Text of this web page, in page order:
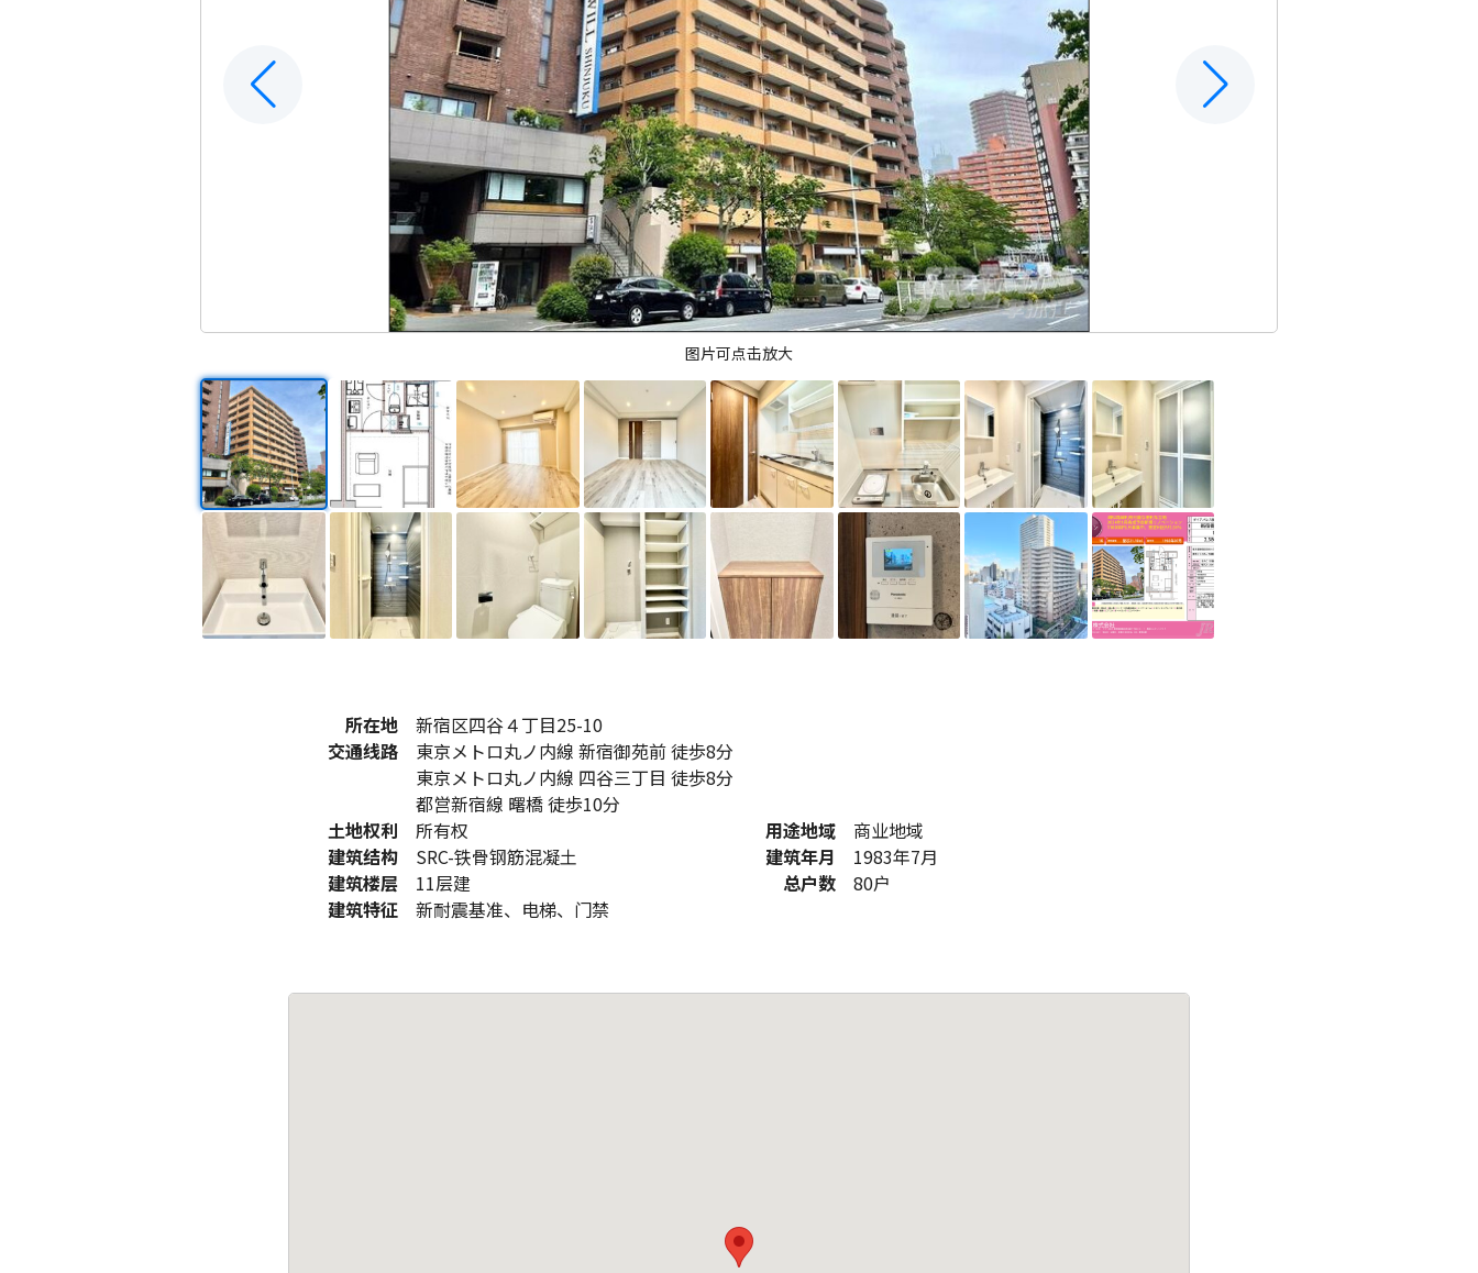
图片可点击放大
所在地
新宿区四谷４丁目25-10
交通线路
東京メトロ丸ノ内線 新宿御苑前 徒歩8分
東京メトロ丸ノ内線 四谷三丁目 徒歩8分
都営新宿線 曙橋 徒歩10分
土地权利
所有权 用途地域
商业地域
建筑结构
SRC-铁骨钢筋混凝土 建筑年月
1983年7月
建筑楼层
11层建 总户数
80户
建筑特征
新耐震基准、电梯、门禁